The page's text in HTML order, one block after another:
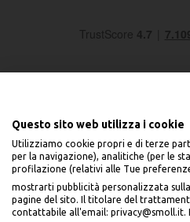
Seguici sui social
Questo sito web utilizza i cookie
Utilizziamo cookie propri e di terze
per la navigazione), analitiche (per le
profilazione (relativi alle Tue
mostrarti pubblicità personalizzata
pagine del sito. Il titolare del trattamento
contattabile all'email: privacy@smoll.it.